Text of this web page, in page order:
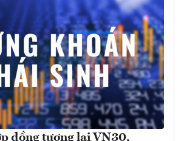
đồng tương lai VN30,